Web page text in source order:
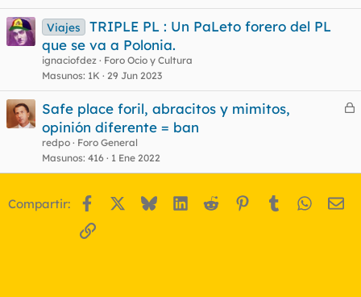
Viajes
TRIPLE PL : Un PaLeto forero del PL
que se va a Polonia.
ignaciofdez
Foro Ocio y Cultura
Masunos 1K 29 Jun 2023
C
a
Safe place foril, abracitos y mimitos,
opinión diferente = ban
redpo
Foro General
Masunos 416 1 Ene 2022
Compartir: Facebook BlueskyLinkedIn
Reddit Pinterest
Tumblr
Enlace